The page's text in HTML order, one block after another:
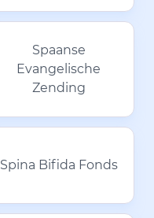
Spaanse
Evangelische
Zending
Spina Bifida Fonds